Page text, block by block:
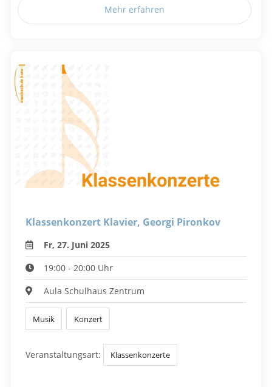
Mehr erfahren
Klassenkonzert Klavier, Georgi Pironkov
Fr, 27. Juni 2025
19:00 - 20:00 Uhr
Aula Schulhaus Zentrum
Musik Konzert
Veranstaltungsart: Klassenkonzerte